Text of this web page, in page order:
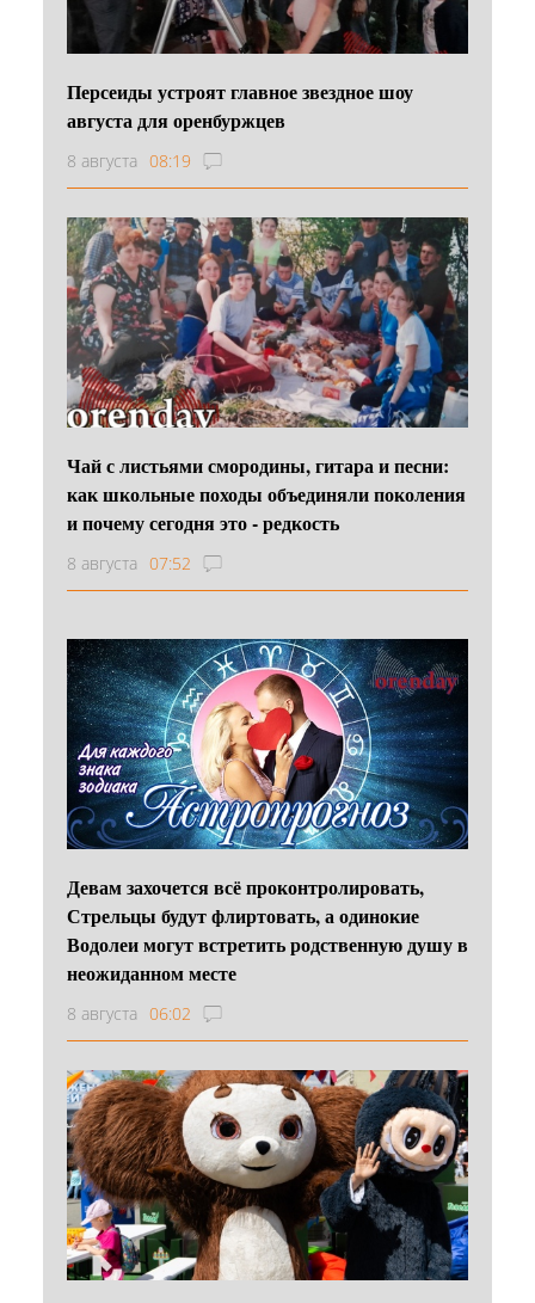
Персеиды устроят главное звездное шоу
августа для оренбуржцев
8 августа 08:19
Чай с листьями смородины, гитара и песни:
как школьные походы объединяли поколения
и почему сегодня это - редкость
8 августа 07:52
Девам захочется всё проконтролировать,
Стрельцы будут флиртовать, а одинокие
Водолеи могут встретить родственную душу в
неожиданном месте
8 августа 06:02